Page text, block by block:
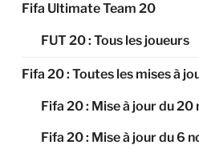
Fifa Ultimate Team 20
FUT 20 : Tous les joueurs
Fifa 20 : Toutes les mises à
Fifa 20 : Mise à jour du
Fifa 20 : Mise à jour du 6